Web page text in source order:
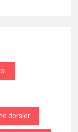
dersler